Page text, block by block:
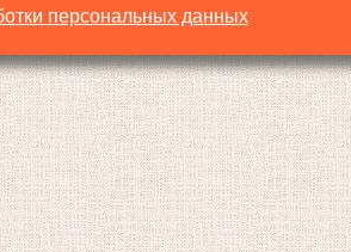
персональных данных